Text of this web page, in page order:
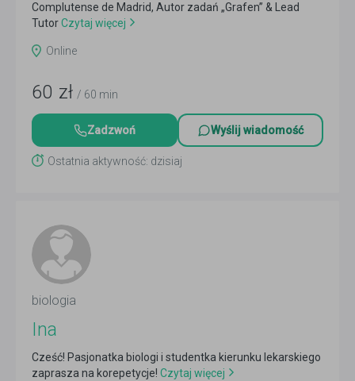
Complutense de Madrid, Autor zadań „Grafen” & Lead
TutorCzytaj więcej
Online
60 zł / 60 min
Zadzwoń Wyślij wiadomość
Ostatnia aktywność: dzisiaj
biologia
Ina
Cześć! Pasjonatka biologi i studentka kierunku lekarskiego
zaprasza na korepetycje! Czytaj więcej